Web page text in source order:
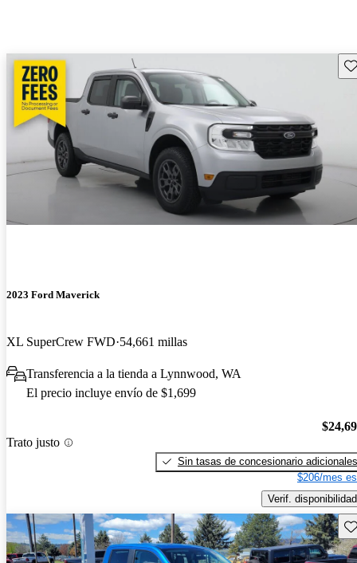
2023 Ford Maverick
XL SuperCrew FWD 54,661 millas
Transferencia a la tienda a Lynnwood, WA
El precio incluye envío de $1,699
Trato justo
Sin tasas de concesionario adicionales
$206/mes
Verif. disponibilidad